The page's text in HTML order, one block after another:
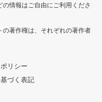
情報はご自由にご利用くださ
著作権は、それぞれの著作者
リシー
づく表記